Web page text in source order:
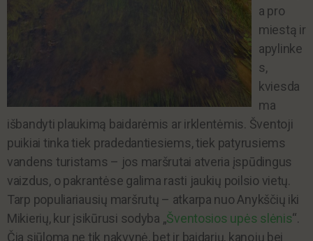
a pro
miestą ir
apylinke
s,
kviesda
ma
išbandyti plaukimą baidarėmis ar irklentėmis. Šventoji
puikiai tinka tiek pradedantiesiems, tiek patyrusiems
vandens turistams – jos maršrutai atveria įspūdingus
vaizdus, o pakrantėse galima rasti jaukių poilsio vietų.
Tarp populiariausių maršrutų – atkarpa nuo Anykščių iki
Mikierių, kur įsikūrusi sodyba „Šventosios upės slėnis“.
Čia siūloma ne tik nakvynė, bet ir baidarių, kanojų bei